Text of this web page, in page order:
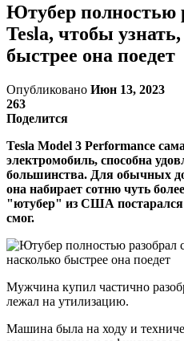
Ютубер полностью
Tesla, чтобы
быстрее она поедет
Опубликовано Июн 13, 2023
263
Поделится
Tesla Model 3 Performance
электромобиль, способна
большинства. Для обычных
она набирает сотню чуть
"ютубер" из США постарался
смог.
Мужчина купил частично
лежал на утилизацию.
Машина была на ходу и